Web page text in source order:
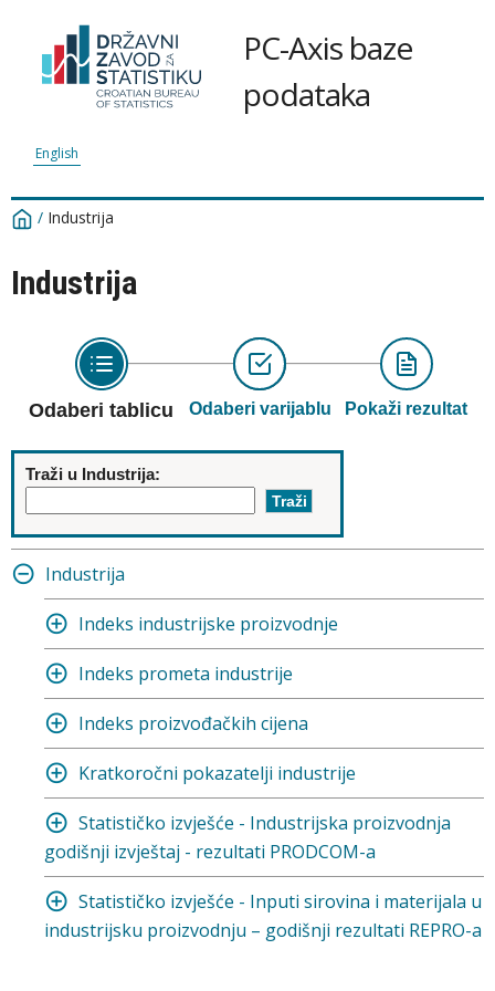
PC-Axis baze
podataka
English
/ Industrija
Industrija
Odaberi tablicu Odaberi varijablu Pokaži rezultat
Traži u Industrija:
Industrija
Indeks industrijske proizvodnje
Indeks prometa industrije
Indeks proizvođačkih cijena
Kratkoročni pokazatelji industrije
Statističko izvješće - Industrijska proizvodnja
godišnji izvještaj - rezultati PRODCOM-a
Statističko izvješće - Inputi sirovina i materijala u
industrijsku proizvodnju – godišnji rezultati REPRO-a